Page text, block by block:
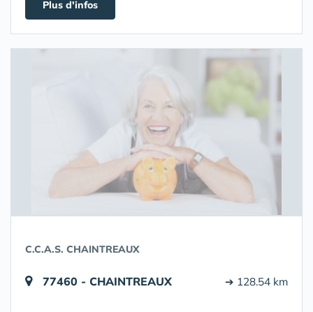
Plus d'infos
C.C.A.S. CHAINTREAUX
77460 - CHAINTREAUX ➔ 128.54 km